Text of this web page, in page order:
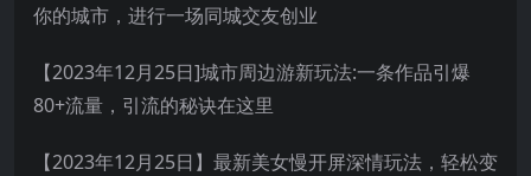
你的城市，进行一场同城交友创业
【2023年12月25日]城市周边游新玩法:一条作品引爆
80+流量，引流的秘诀在这里
【2023年12月25日】最新美女慢开屏深情玩法，轻松变